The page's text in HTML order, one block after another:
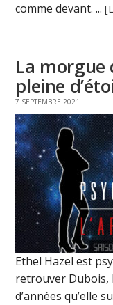
comme devant. ...
La morgue
pleine
7 SEPTEMBRE 2021
Ethel Hazel est
retrouver Dubois,
d’années qu’elle